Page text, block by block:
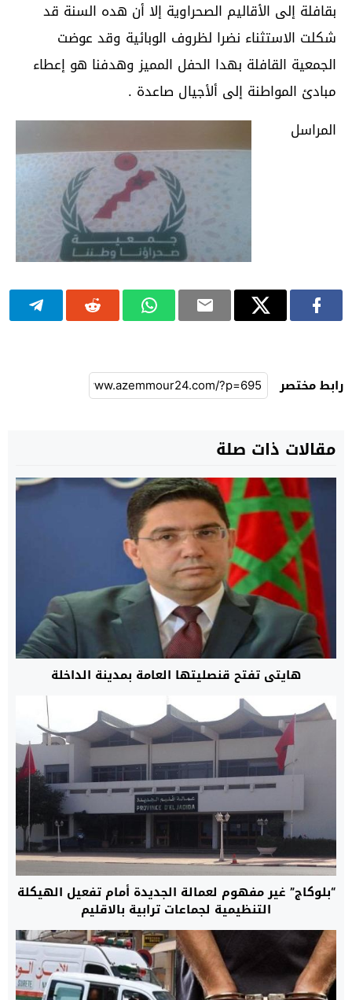
بقافلة إلى الأقاليم الصحراوية إلا أن هده السنة قد
شكلت الاستثناء نضرا لظروف الوبائية وقد عوضت
الجمعية القافلة بهدا الحفل المميز وهدفنا هو إعطاء
مبادئ المواطنة إلى ألأجيال صاعدة .
المراسل
رابط مختصر
مقالات ذات صلة
هايتي تفتح قنصليتها العامة بمدينة الداخلة
“بلوكاج” غير مفهوم لعمالة الجديدة أمام تفعيل الهيكلة
التنظيمية لجماعات ترابية بالاقليم